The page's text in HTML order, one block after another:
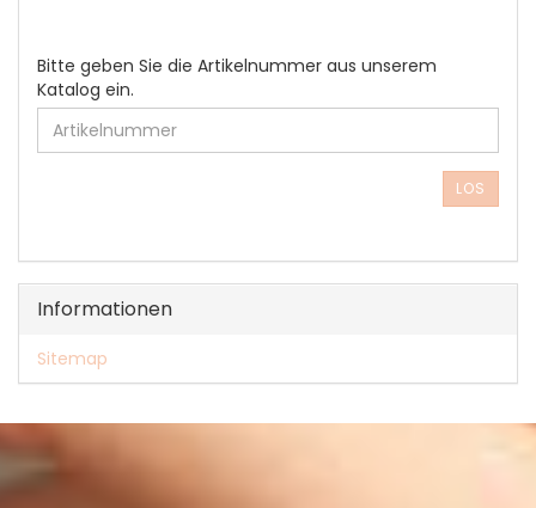
BITTE
GEBEN
SIE
DIE
ARTIKELNUMMER
EIN.
Bitte geben Sie die Artikelnummer aus unserem
Katalog ein.
LOS
Informationen
Sitemap